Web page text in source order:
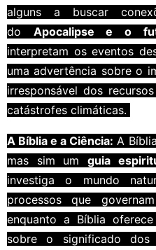
alguns a buscar
do Apocalipse e o
interpretam os eventos
uma advertência sobre o
irresponsável dos
catástrofes climáticas.
A Bíblia e a Ciência: A
mas sim um guia
investiga o mundo
processos que
enquanto a Bíblia
sobre o significado